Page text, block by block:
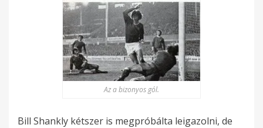
Az a bizonyos gól.
Bill Shankly kétszer is megpróbálta leigazolni, de